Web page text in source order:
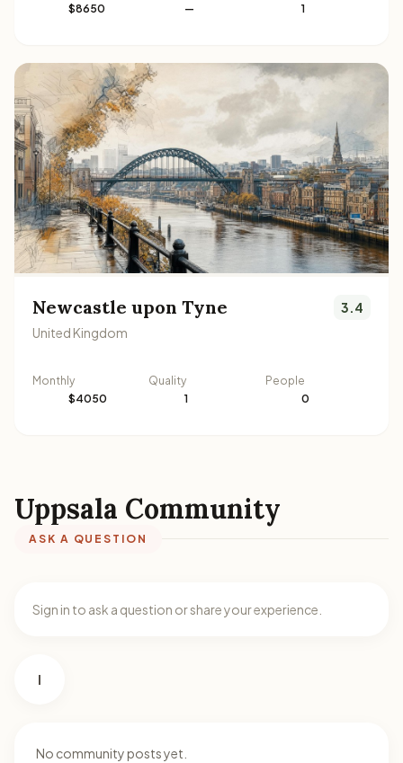
$8650
—
1
Newcastle upon Tyne
United Kingdom
3.4
Monthly
$4050
Quality
1
People
0
Uppsala Community
ASK A QUESTION
Sign in to ask a question or share your experience.
I
No community posts yet.